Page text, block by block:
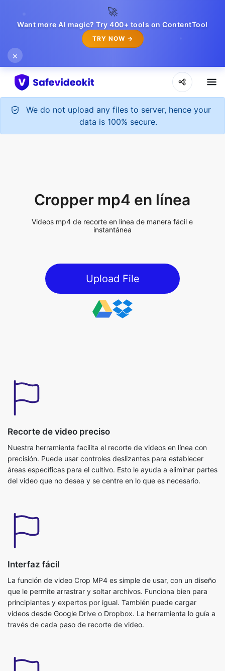
🚀
Want more AI magic? Try 400+ tools on ContentTool
TRY NOW →
×
Upload File
Recorte de video preciso
Nuestra herramienta facilita el recorte de videos en línea con
precisión. Puede usar controles deslizantes para establecer
del video que no desea y se centre en lo que es necesario.
Interfaz fácil
La función de video Crop MP4 es simple de usar, con un diseño
que le permite arrastrar y soltar archivos. Funciona bien para
videos desde Google Drive o Dropbox. La herramienta lo guía a
través de cada paso de recorte de video.
Vista previa en tiempo real